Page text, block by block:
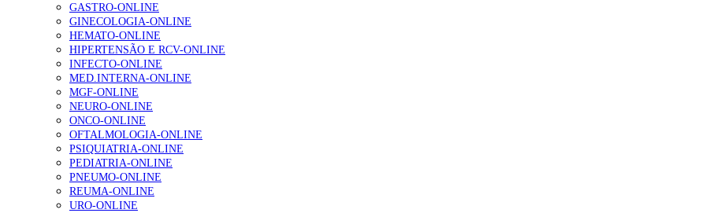
Quase quatro em cada dez doentes com enfarte apresentavam níveis elevados de Lp(a), revela estudo
84 visualizações
Trodelvy aprovado para primeira linha no cancro da mama triplo negativo metastático em doentes não elegíveis para inibidores PD-(L)1
58 visualizações
GASTRO-ONLINE
GINECOLOGIA-ONLINE
HEMATO-ONLINE
HIPERTENSÃO E RCV-ONLINE
INFECTO-ONLINE
MED.INTERNA-ONLINE
MGF-ONLINE
NEURO-ONLINE
ONCO-ONLINE
OFTALMOLOGIA-ONLINE
PSIQUIATRIA-ONLINE
PEDIATRIA-ONLINE
PNEUMO-ONLINE
REUMA-ONLINE
URO-ONLINE